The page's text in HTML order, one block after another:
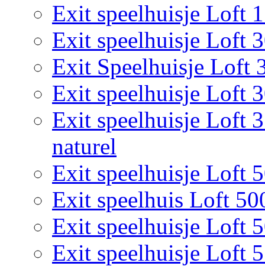
Exit speelhuisje Loft
Exit speelhuisje Loft
Exit Speelhuisje Loft
Exit speelhuisje Loft
Exit speelhuisje Loft
naturel
Exit speelhuisje Loft
Exit speelhuis Loft
Exit speelhuisje Loft
Exit speelhuisje Loft